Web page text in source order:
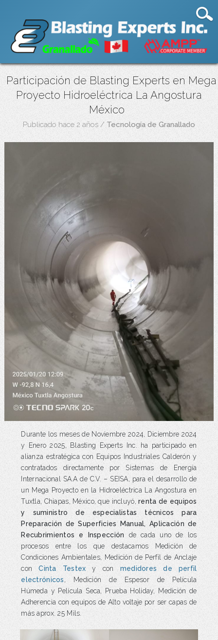
Participación de Blasting Experts en Mega
Proyecto Hidroeléctrica La Angostura
México
Publicado hace 2 años / Tecnología de Granallado
Durante los meses de Noviembre 2024, Diciembre 2024
y Enero 2025, Blasting Experts Inc. ha participado en
alianza estratégica con Equipos Industriales Calderón y
contratados directamente por Sistemas de Energía
Internacional SA.A de C.V. – SEISA, para el desarrollo de
un Mega Proyecto en la Hidroeléctrica La Angostura en
Tuxtla, Chiapas, México, que incluyó,renta de equipos
y suministro de especialistas técnicos para
Preparación de Superficies Manual, Aplicación de
Recubrimientos e Inspección de cada uno de los
procesos entre los que destacamos Medición de
Condiciones Ambientales, Medición de Perfil de Anclaje
conCinta Testex y con
medidores de perfil
electrónicos, Medición de Espesor de Película
Húmeda y Película Seca, Prueba Holiday, Medición de
Adherencia con equipos de Alto voltaje por ser capas de
más aprox. 25 Mils.